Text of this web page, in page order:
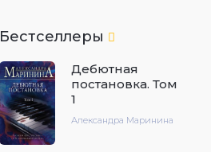
Бестселлеры
Дебютная
постановка. Том
1
Александра Маринина